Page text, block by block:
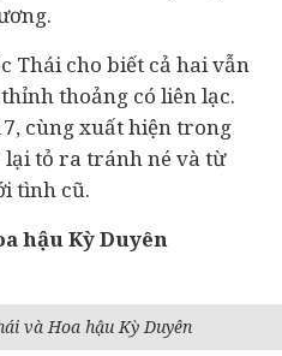
Thái cho biết cả hai vẫn
thoảng có liên lạc.
cùng xuất hiện trong
lại tỏ ra tránh né và từ
tình cũ.
hậu Kỳ Duyên
và Hoa hậu Kỳ Duyên